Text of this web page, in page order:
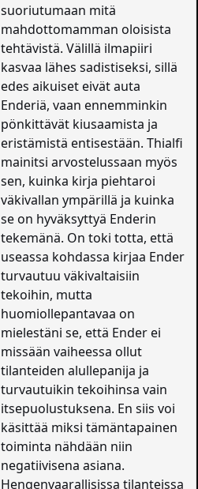
suoriutumaan mitä
mahdottomamman oloisista
tehtävistä. Välillä ilmapiiri
kasvaa lähes sadistiseksi, sillä
edes aikuiset eivät auta
Enderiä, vaan ennemminkin
pönkittävät kiusaamista ja
eristämistä entisestään. Thialfi
mainitsi arvostelussaan myös
sen, kuinka kirja piehtaroi
väkivallan ympärillä ja kuinka
se on hyväksyttyä Enderin
tekemänä. On toki totta, että
useassa kohdassa kirjaa Ender
turvautuu väkivaltaisiin
tekoihin, mutta
huomiollepantavaa on
mielestäni se, että Ender ei
missään vaiheessa ollut
tilanteiden alullepanija ja
turvautuikin tekoihinsa vain
itsepuolustuksena. En siis voi
käsittää miksi tämäntapainen
toiminta nähdään niin
negatiivisena asiana.
Hengenvaarallisissa tilanteissa